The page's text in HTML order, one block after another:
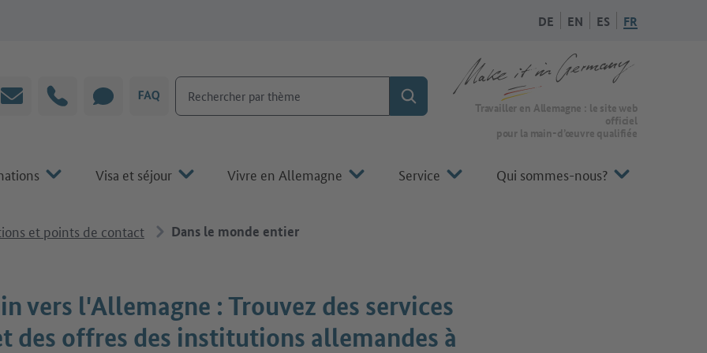
DE EN ES FR
Courrier électronique
HotlineCHAT FAQ
Rechercher par thème
RechercherVers la page d'accueil de Make it in Germany
Travailler en Allemagne : le site web
officiel
pour la main-d’œuvre qualifiée
Visa et séjour Vivre en Allemagne Service Qui sommes-nous?
et points de contact Dans le monde entier
vers l'Allemagne : Trouvez des services
des offres des institutions allemandes à